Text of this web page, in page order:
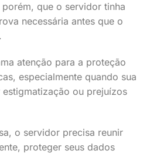
que o servidor tinha
necessária antes que o
atenção para a proteção
especialmente quando sua
ou prejuízos
o servidor precisa reunir
proteger seus dados